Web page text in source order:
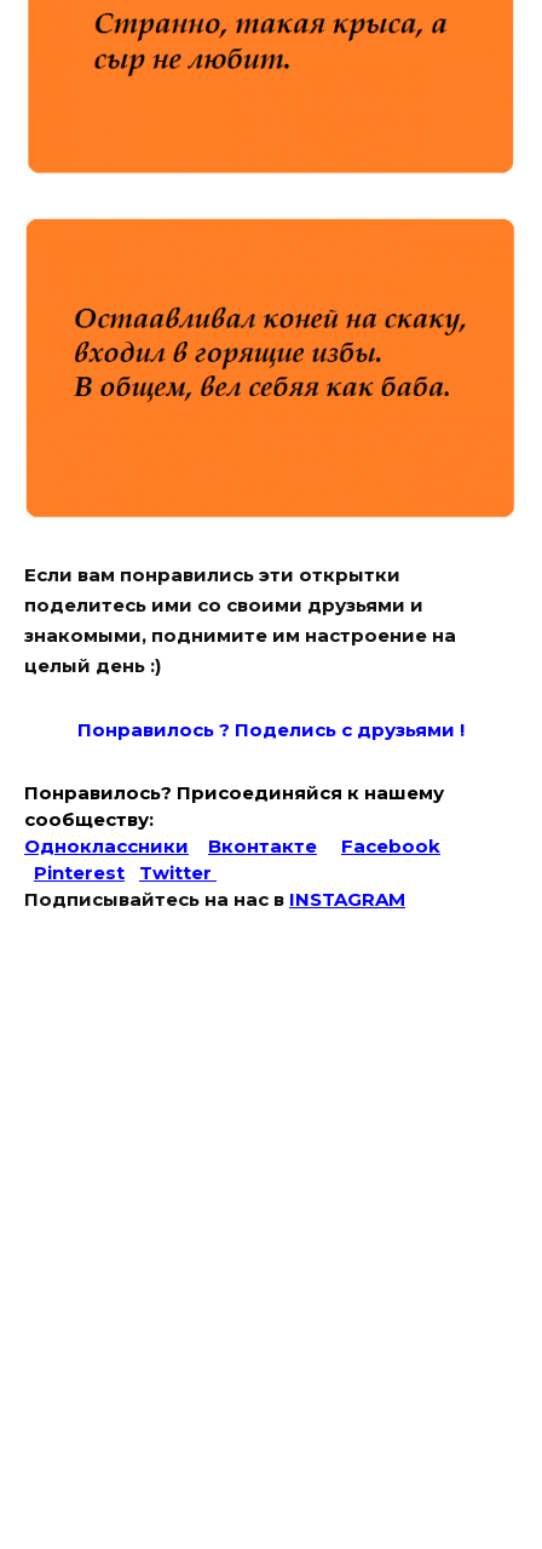
Если вам понравились эти открытки
поделитесь ими со своими друзьями и
знакомыми, поднимите им настроение на
целый день :)
Понравилось ? Поделись с друзьями !
Понравилось? Присоединяйся к нашему
сообществу:
Одноклассники
Вконтакте
Facebook
Pinterest
Twitter
Подписывайтесь на наc в INSTAGRAM